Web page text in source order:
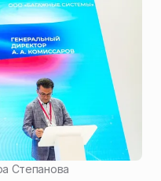
Степанова